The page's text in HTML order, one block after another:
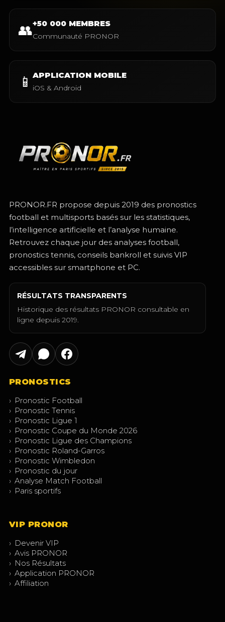
👥+50 000 MEMBRES
Communauté PRONOR
📱 APPLICATION MOBILE
iOS & Android
PRONOR.FR propose depuis 2019 des pronostics
football et multisports basés sur les statistiques,
l’intelligence artificielle et l’analyse humaine.
Retrouvez chaque jour des analyses football,
pronostics tennis, conseils bankroll et suivis VIP
accessibles sur smartphone et PC.
RÉSULTATS TRANSPARENTS
Historique des résultats PRONOR consultable en
ligne depuis 2019.
PRONOSTICS
› Pronostic Football
› Pronostic Tennis
› Pronostic Ligue 1
› Pronostic Coupe du Monde 2026
› Pronostic Ligue des Champions
› Pronostic Roland-Garros
› Pronostic Wimbledon
› Pronostic du jour
› Analyse Match Football
› Paris sportifs
VIP PRONOR
› Devenir VIP
› Avis PRONOR
› Nos Résultats
› Application PRONOR
› Affiliation